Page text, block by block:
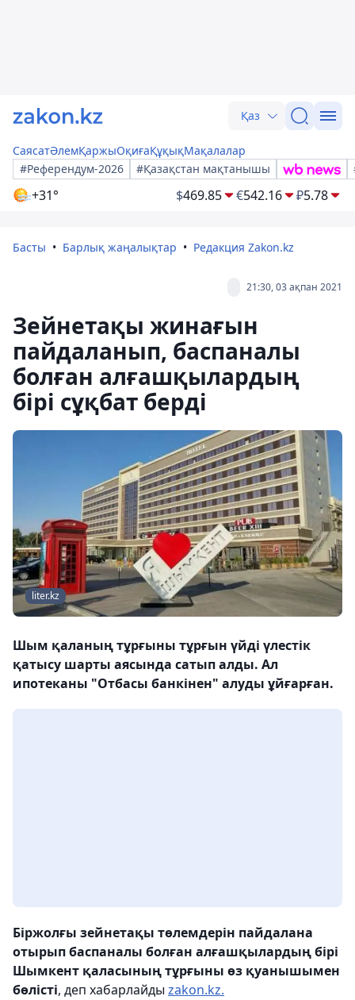
Қаз
СаясатӘлемҚаржыОқиғаҚұқықМақалалар
#Референдум-2026
#Қазақстан мақтанышы
+31° $469.85 €542.16 ₽5.78
Басты Барлық жаңалықтар Редакция Zakon.kz
21:30, 03 ақпан 2021
Зейнетақы жинағын
пайдаланып, баспаналы
болған алғашқылардың
бірі сұқбат берді
liter.kz
Шым қаланың тұрғыны тұрғын үйді үлестік
қатысу шарты аясында сатып алды. Ал
ипотеканы "Отбасы банкінен" алуды ұйғарған.
Біржолғы зейнетақы төлемдерін пайдалана
отырып баспаналы болған алғашқылардың бірі
Шымкент қаласының тұрғыны өз қуанышымен
бөлісті, деп хабарлайды zakon.kz.